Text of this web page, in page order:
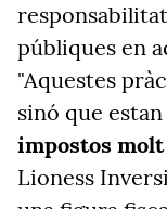
públiques en
"Aquestes
sinó que estan
impostos
Lioness